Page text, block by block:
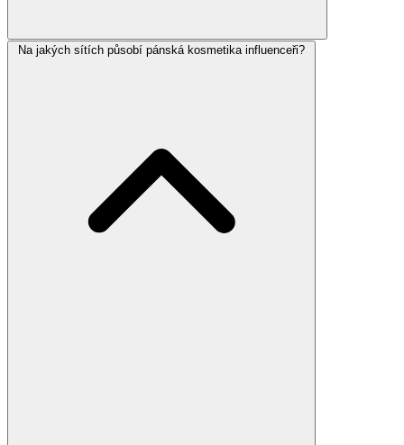
Na jakých sítích působí pánská kosmetika influenceři?